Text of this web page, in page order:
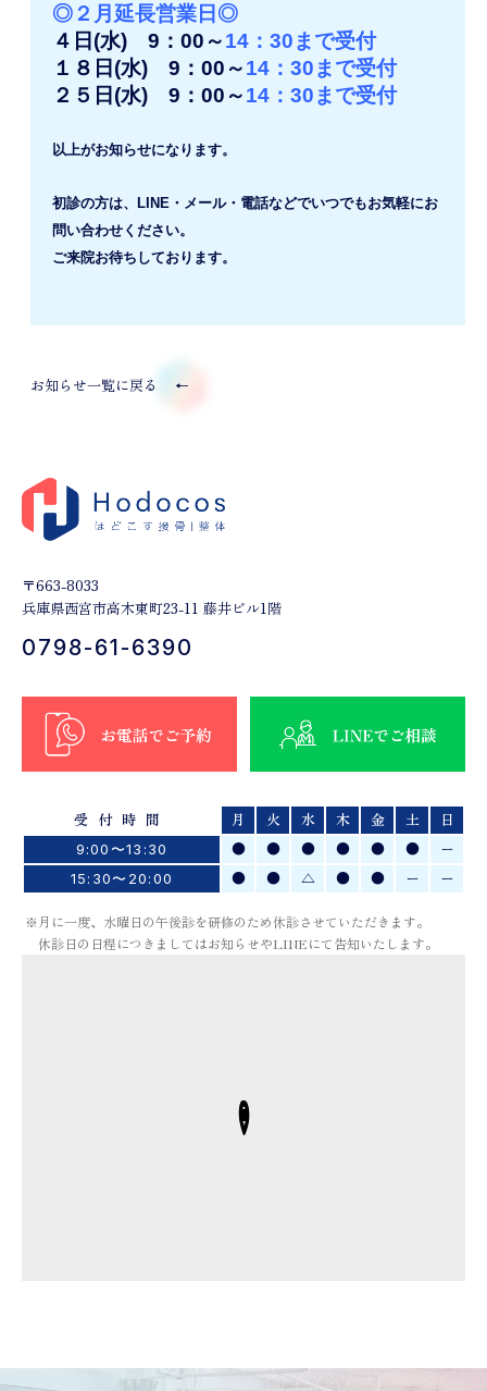
◎２月延長営業日◎
４日(水) 9：00～14：30まで受付
１８日(水) 9：00～14：30まで受付
２５日(水) 9：00～14：30まで受付
以上がお知らせになります。
初診の方は、LINE・メール・電話などでいつでもお気軽にお
問い合わせください。
ご来院お待ちしております。
お知らせ一覧に戻る ←
〒663-8033
兵庫県西宮市高木東町23-11 藤井ビル1階
0798-61-6390
受付時間 月 火 水 木 金 土 日
9:00〜13:30 ● ● ● ● ● ● ー
15:30〜20:00 ● ● △ ● ● ー ー
※月に一度、水曜日の午後診を研修のため休診させていただきます。
休診日の日程につきましてはお知らせやLINEにて告知いたします。